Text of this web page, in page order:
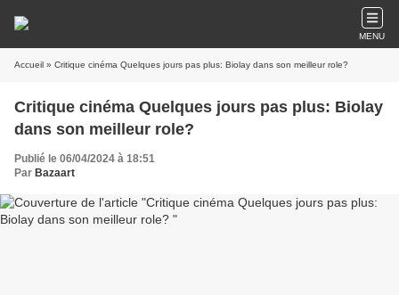
MENU
Accueil » Critique cinéma Quelques jours pas plus: Biolay dans son meilleur role?
Critique cinéma Quelques jours pas plus: Biolay
dans son meilleur role?
Publié le 06/04/2024 à 18:51
Par Bazaart